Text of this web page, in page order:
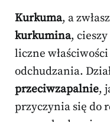
Kurkuma, a
kurkumina,
liczne
odchudzania.
przeciwzapalnie,
przyczynia się do